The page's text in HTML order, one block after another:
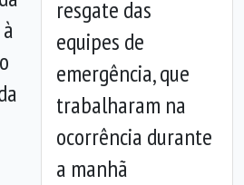
resgate das
equipes de
emergência, que
trabalharam na
ocorrência durante
a manhã